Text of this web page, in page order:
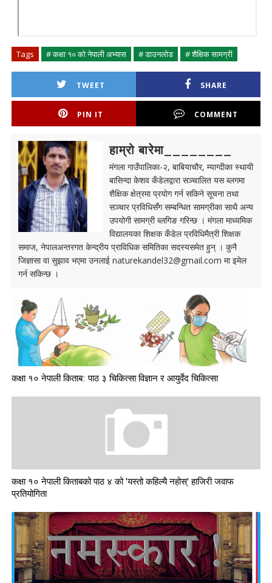
Tags # कक्षा १० को नेपाली अभ्यास # डाउनलोड # शैक्षिक सामग्री
TWEET SHARE
PIN IT COMMENT
हाम्रो बारेमा________
मंगला गाउँपालिका-२, बाबियाचौर, म्याग्दीका स्थायी
बासिन्दा केशव कँडेलद्वारा सञ्चालित यस ब्लगमा
शैक्षिक क्षेत्रमा प्रयोग गर्न सकिने सूचना तथा
सञ्चार प्रविधिसँग सम्बन्धित सामग्रीका साथै अन्य
उपयोगी सामग्री ब्लगिङ गरिन्छ । मंगला माध्यमिक
विद्यालयका शिक्षक कँडेल प्रविधिमैत्री शिक्षक
समाज, नेपालअन्तरगत केन्द्रीय प्राविधिक समितिका सदस्यसमेत हुन् । कुनै
जिज्ञासा वा सुझाव भएमा उनलाई naturekandel32@gmail.com मा इमेल
गर्न सकिन्छ ।
कक्षा १० नेपाली किताब: पाठ ३ चिकित्सा विज्ञान र आयुर्वेद चिकित्सा
कक्षा १० नेपाली किताबको पाठ ४ को 'यस्तो कहिल्यै नहोस्' हाजिरी जवाफ
प्रतियोगिता